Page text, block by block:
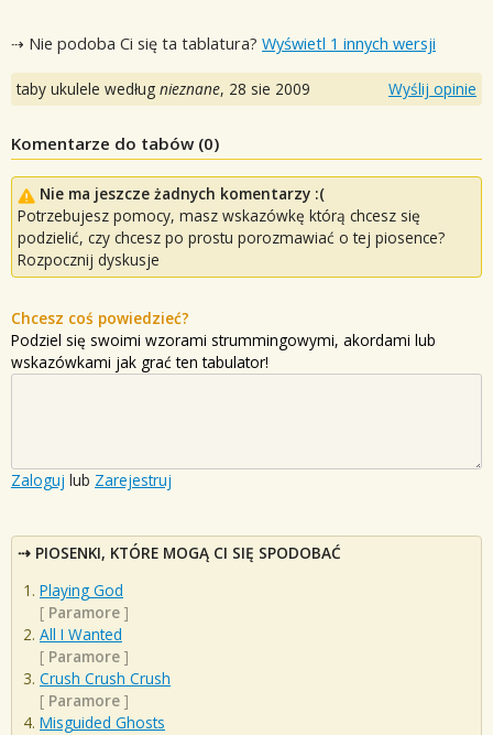
⇢ Nie podoba Ci się ta tablatura? Wyświetl 1 innych wersji
taby ukulele według nieznane, 28 sie 2009 Wyślij opinie
Komentarze do tabów (0)
Nie ma jeszcze żadnych komentarzy :(
Potrzebujesz pomocy, masz wskazówkę którą chcesz się
podzielić, czy chcesz po prostu porozmawiać o tej piosence?
Rozpocznij dyskusje
Chcesz coś powiedzieć?
Podziel się swoimi wzorami strummingowymi, akordami lub
wskazówkami jak grać ten tabulator!
Zaloguj lub Zarejestruj
PIOSENKI, KTÓRE MOGĄ CI SIĘ SPODOBAĆ
Playing God
[ Paramore ]
All I Wanted
[ Paramore ]
Crush Crush Crush
[ Paramore ]
Misguided Ghosts